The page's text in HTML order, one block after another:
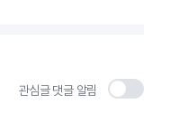
관심글 댓글 알림